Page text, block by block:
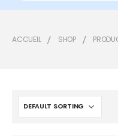
ACCUEIL SHOP